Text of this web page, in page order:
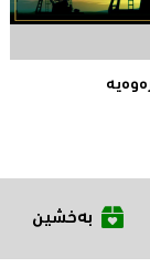
بەخشین